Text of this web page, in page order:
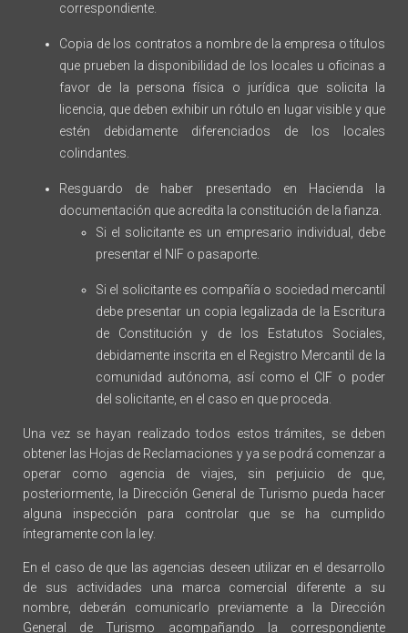
correspondiente.
Copia de los contratos a nombre de la empresa o títulos
que prueben la disponibilidad de los locales u oficinas a
favor de la persona física o jurídica que solicita la
licencia, que deben exhibir un rótulo en lugar visible y que
estén debidamente diferenciados de los locales
colindantes.
Resguardo de haber presentado en Hacienda la
documentación que acredita la constitución de la fianza.
Si el solicitante es un empresario individual, debe
presentar el NIF o pasaporte.
Si el solicitante es compañía o sociedad mercantil
debe presentar un copia legalizada de la Escritura
de Constitución y de los Estatutos Sociales,
debidamente inscrita en el Registro Mercantil de la
comunidad autónoma, así como el CIF o poder
del solicitante, en el caso en que proceda.
Una vez se hayan realizado todos estos trámites, se deben
obtener las Hojas de Reclamaciones y ya se podrá comenzar a
operar como agencia de viajes, sin perjuicio de que,
posteriormente, la Dirección General de Turismo pueda hacer
alguna inspección para controlar que se ha cumplido
íntegramente con la ley.
En el caso de que las agencias deseen utilizar en el desarrollo
de sus actividades una marca comercial diferente a su
nombre, deberán comunicarlo previamente a la Dirección
General de Turismo acompañando la correspondiente